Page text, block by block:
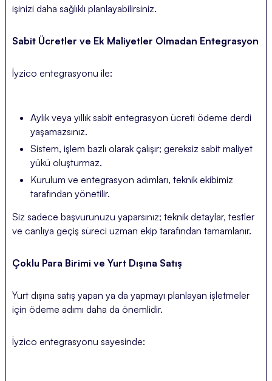
işinizi daha sağlıklı planlayabilirsiniz.
Sabit Ücretler ve Ek Maliyetler Olmadan Entegrasyon
İyzico entegrasyonu ile:
Aylık veya yıllık sabit entegrasyon ücreti ödeme derdi
yaşamazsınız.
Sistem, işlem bazlı olarak çalışır; gereksiz sabit maliyet
yükü oluşturmaz.
Kurulum ve entegrasyon adımları, teknik ekibimiz
tarafından yönetilir.
Siz sadece başvurunuzu yaparsınız; teknik detaylar, testler
ve canlıya geçiş süreci uzman ekip tarafından tamamlanır.
Çoklu Para Birimi ve Yurt Dışına Satış
Yurt dışına satış yapan ya da yapmayı planlayan işletmeler
için ödeme adımı daha da önemlidir.
İyzico entegrasyonu sayesinde: